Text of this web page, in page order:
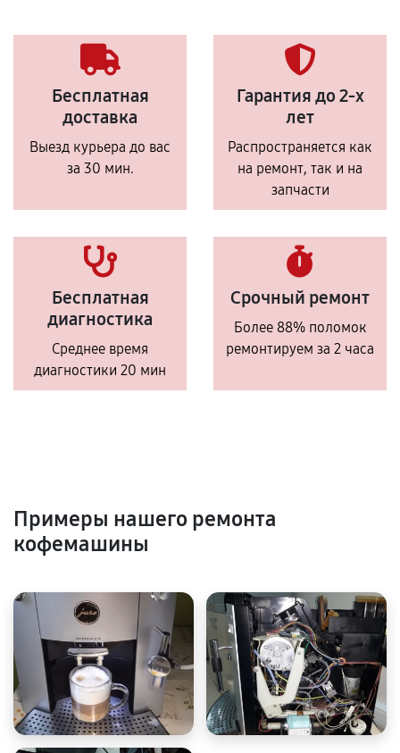
Бесплатная
доставка
Выезд курьера до вас
за 30 мин.
Гарантия до 2-х
лет
Распространяется как
на ремонт, так и на
запчасти
Бесплатная
диагностика
Среднее время
диагностики 20 мин
Срочный ремонт
Более 88% поломок
ремонтируем за 2 часа
Примеры нашего ремонта
кофемашины